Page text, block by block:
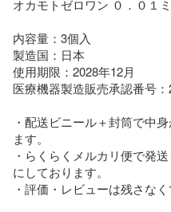
オカモトゼロワン ０．０１
内容量：3個入
製造国：日本
使用期限：2028年12月
医療機器製造販売承認番号
・配送ビニール＋封筒で中
ます。
・らくらくメルカリ便で発
にしております。
・評価・レビューは残さなく